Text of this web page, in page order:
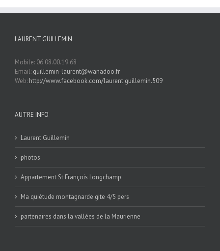
LAURENT GUILLEMIN
Mobile: 06.08.00.19.68
Email: guillemin-laurent@wanadoo.fr
Web: http://www.facebook.com/laurent.guillemin.509
AUTRE INFO
Laurent Guillemin
photos
Appartement St François Longchamp
Ma quiétude montagnarde gite 4/5 pers
partenaires dans la vallées de la Maurienne